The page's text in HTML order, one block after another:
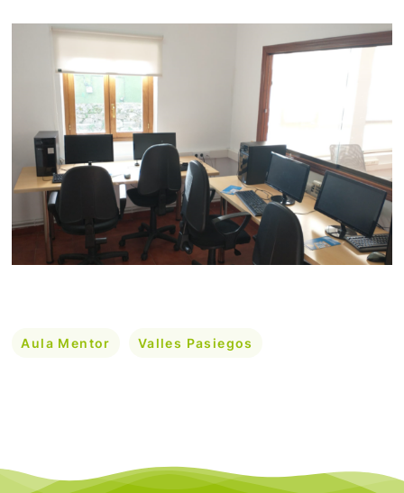
Aula Mentor Valles Pasiegos